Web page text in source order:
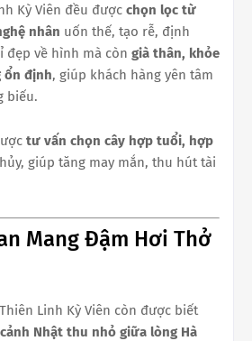
Kỳ Viên đều được chọn lọc từ
nhân uốn thế, tạo rễ, định
đẹp về hình mà còn già thân, khỏe
ổn định, giúp khách hàng yên tâm
biếu.
tư vấn chọn cây hợp tuổi, hợp
giúp tăng may mắn, thu hút tài
Mang Đậm Hơi Thở
Linh Kỳ Viên còn được biết
Nhật thu nhỏ giữa lòng Hà